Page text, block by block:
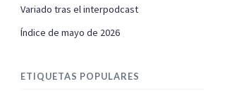
Variado tras el interpodcast
Índice de mayo de 2026
ETIQUETAS POPULARES